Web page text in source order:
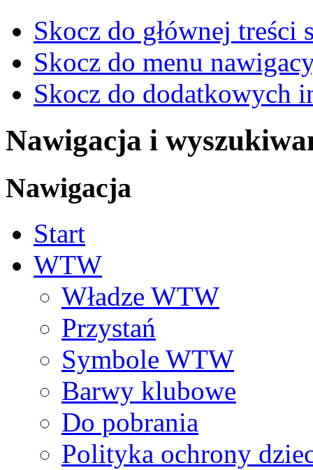
Skocz do głównej treści
Skocz do menu
Skocz do dodatkowych
Nawigacja i
Nawigacja
Start
WTW
Władze WTW
Przystań
Symbole WTW
Barwy klubowe
Do pobrania
Polityka ochrony